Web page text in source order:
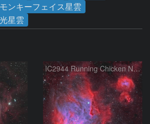
モンキーフェイス星雲
星雲
IC2944 Running Chicken Nebula